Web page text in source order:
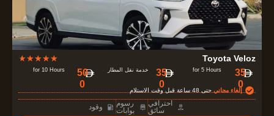
Toyota Veloz
★
★
★
★
★
e
‏35
0
for 5 Hours
35
0
خدمة نقل المطار
‏50
0
for 10 Hours
إلغاء مجانيحتى 48 ساعة قبل وقت الاستلام
احترافي
سائق
رسوم
بوابات
وقود